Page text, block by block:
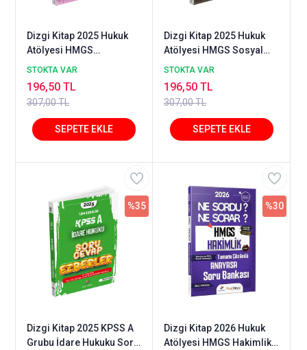
Dizgi Kitap 2025 Hukuk
Atölyesi HMGS
Milletlerarası Hukuk Ne
Bankası Çözümlü Ekrem
Benzer
STOKTA VAR
307,00 TL
196,50 TL
Dizgi Kitap 2025 Hukuk
Atölyesi HMGS Sosyal
Güvenlik Hukuku Ne
Bankası Çözümlü Okan
Yıldırım
STOKTA VAR
307,00 TL
196,50 TL
Dizgi Kitap 2025 KPSS A
Grubu İdare Hukuku Soru
%35
Dizgi Kitap 2026 Hukuk
Atölyesi HMGS Hakimlik
%30